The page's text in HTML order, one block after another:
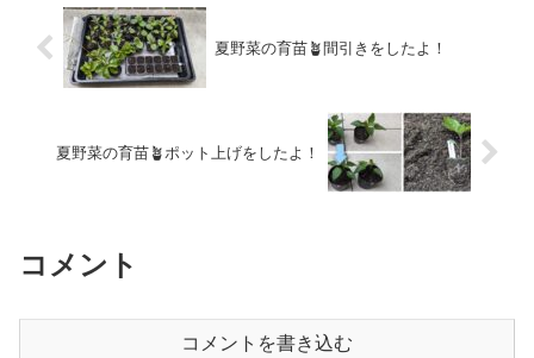
夏野菜の育苗🪴間引きをしたよ！
夏野菜の育苗🪴ポット上げをしたよ！
コメント
コメントを書き込む